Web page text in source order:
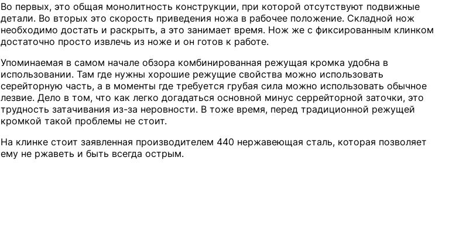
Во первых, это общая монолитность конструкции, при которой отсутствуют подвижные
детали. Во вторых это скорость приведения ножа в рабочее положение. Складной нож
необходимо достать и раскрыть, а это занимает время. Нож же с фиксированным клинком
достаточно просто извлечь из ноже и он готов к работе.
Упоминаемая в самом начале обзора комбинированная режущая кромка удобна в
использовании. Там где нужны хорошие режущие свойства можно использовать
серейторную часть, а в моменты где требуется грубая сила можно использовать обычное
лезвие. Дело в том, что как легко догадаться основной минус серрейторной заточки, это
трудность затачивания из-за неровности. В тоже время, перед традиционной режущей
кромкой такой проблемы не стоит.
На клинке стоит заявленная производителем 440 нержавеющая сталь, которая позволяет
ему не ржаветь и быть всегда острым.